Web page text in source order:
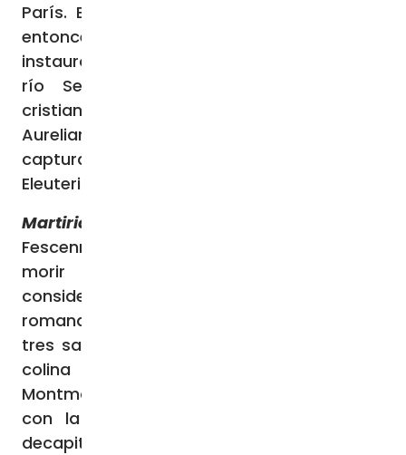
París. En aquella ciudad romana, llamada
entonces Lutecia Parisorum, San Dionisio
instauró una iglesia cristiana en una isla del
río Sena. Con la persecución contra
cristianos promovida por el emperador
Aureliano en 272, San Dionisio fue
capturado, junto con el diácono San
Eleuterio y el presbítero San Rústico.
Martirio
Fescennino Sisinio, condenó a San Dionisio a
morir decapitado (esta pena capital,
considerada digna, alude a una ciudadanía
romana de San Dionisio). El martirio de los
tres santos tuvo lugar según se cree en la
colina parisina llamada actualmente
Montmartre (Mons Martyrium). De acuerdo
con la tradición medieval, luego de ser
decapitado, San Dionisio se irguió, levantó